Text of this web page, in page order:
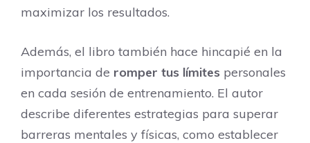
maximizar los resultados.
Además, el libro también hace hincapié en la
importancia de romper tus límites personales
en cada sesión de entrenamiento. El autor
describe diferentes estrategias para superar
barreras mentales y físicas, como establecer